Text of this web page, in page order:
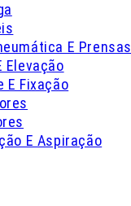
E Prensas
Elevação
E Fixação
E Aspiração